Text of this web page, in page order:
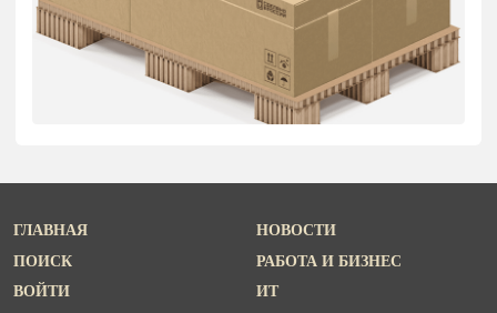
ГЛАВНАЯ
ПОИСК
ВОЙТИ
НОВОСТИ
РАБОТА И БИЗНЕС
ИТ